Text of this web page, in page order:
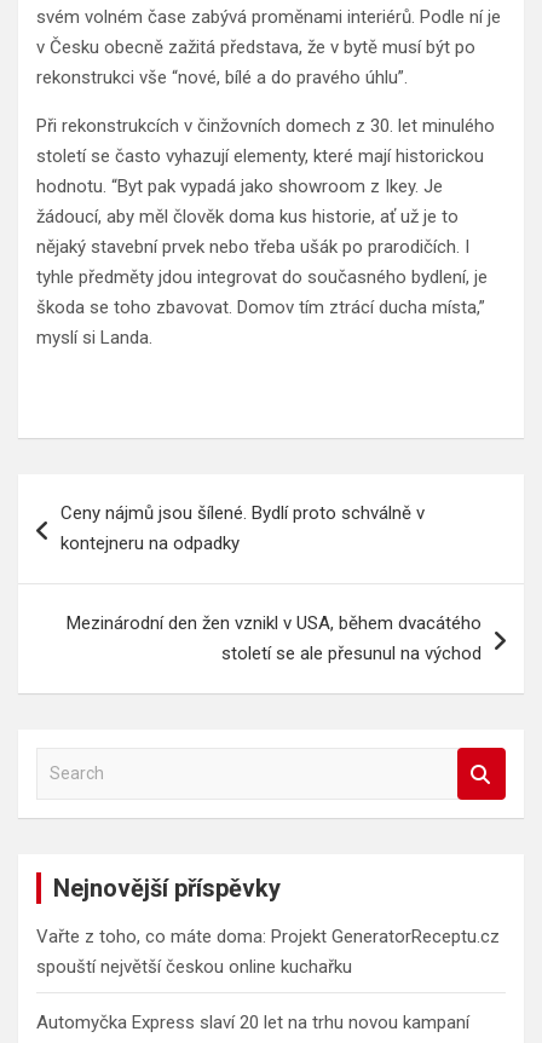
svém volném čase zabývá proměnami interiérů. Podle ní je
v Česku obecně zažitá představa, že v bytě musí být po
rekonstrukci vše “nové, bílé a do pravého úhlu”.
Při rekonstrukcích v činžovních domech z 30. let minulého
století se často vyhazují elementy, které mají historickou
hodnotu. “Byt pak vypadá jako showroom z Ikey. Je
žádoucí, aby měl člověk doma kus historie, ať už je to
nějaký stavební prvek nebo třeba ušák po prarodičích. I
tyhle předměty jdou integrovat do současného bydlení, je
škoda se toho zbavovat. Domov tím ztrácí ducha místa,”
myslí si Landa.
proCeny nájmů jsou šílené. Bydlí proto schválně v
kontejneru na odpadky
Mezinárodní den žen vznikl v USA, během dvacátého
století se ale přesunul na východ
a
Nejnovější příspěvky
Vařte z toho, co máte doma: Projekt GeneratorReceptu.cz
spouští největší českou online kuchařku
Automyčka Express slaví 20 let na trhu novou kampaní